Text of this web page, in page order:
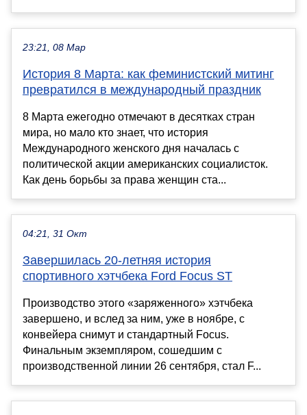
23:21, 08 Мар
История 8 Марта: как феминистский митинг
превратился в международный праздник
8 Марта ежегодно отмечают в десятках стран
мира, но мало кто знает, что история
Международного женского дня началась с
политической акции американских социалисток.
Как день борьбы за права женщин ста...
04:21, 31 Окт
Завершилась 20-летняя история
спортивного хэтчбека Ford Focus ST
Производство этого «заряженного» хэтчбека
завершено, и вслед за ним, уже в ноябре, с
конвейера снимут и стандартный Focus.
Финальным экземпляром, сошедшим с
производственной линии 26 сентября, стал F...